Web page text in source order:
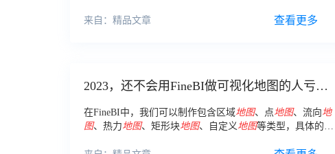
件，所以下面我们就来了解一款制作
中国地图数据可视化城
来自：精品文章 查看更多
2023，还不会用FineBI做可视化地图的人亏大
在FineBI中，我们可以制作包含区域地图、点地图、流向地
图、热力地图、矩形块地图、自定义 地图等类型，具体的